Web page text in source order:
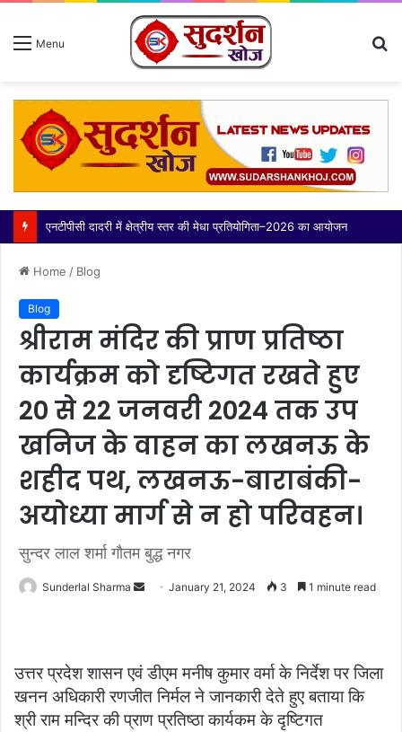
Menu
एनटीपीसी दादरी में क्षेत्रीय स्तर की मेधा प्रतियोगिता–2026 का आयोजन
Home / Blog
Blog
श्रीराम मंदिर की प्राण प्रतिष्ठा
कार्यक्रम को दृष्टिगत रखते हुए
20 से 22 जनवरी 2024 तक उप
खनिज के वाहन का लखनऊ के
शहीद पथ, लखनऊ-बाराबंकी-
अयोध्या मार्ग से न हो परिवहन।
सुन्दर लाल शर्मा गौतम बुद्ध नगर
Sunderlal Sharma
SendJanuary 21, 2024 3 1 minute read
उत्तर प्रदेश शासन एवं डीएम मनीष कुमार वर्मा के निर्देश पर जिला
खनन अधिकारी रणजीत निर्मल ने जानकारी देते हुए बताया कि
श्री राम मन्दिर की प्राण प्रतिष्ठा कार्यकम के दृष्टिगत